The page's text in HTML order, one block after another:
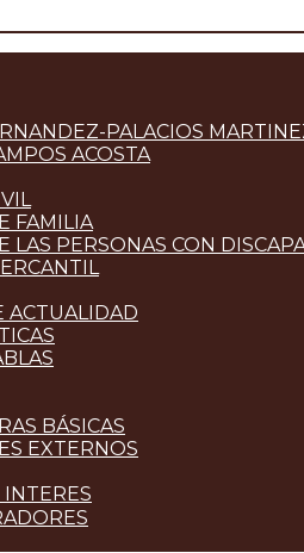
PALACIOS
ACOSTA
FAMILIA
LAS PERSONAS CON
ACTUALIDAD
BÁSICAS
EXTERNOS
INTERES